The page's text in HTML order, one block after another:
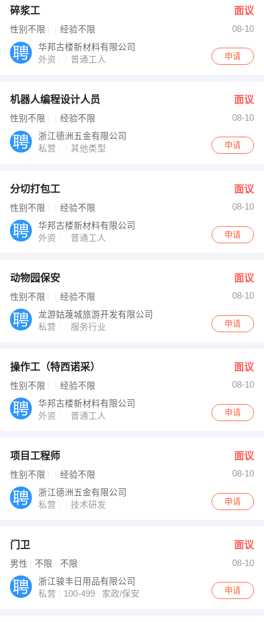
碎浆工 面议
性别不限 经验不限
08-10
华邦古楼新材料有限公司
外资
普通工人 申请
机器人编程设计人员 面议
性别不限 经验不限
08-10
浙江德洲五金有限公司
私营
其他类型 申请
分切打包工 面议
性别不限 经验不限
08-10
华邦古楼新材料有限公司
外资
普通工人 申请
动物园保安 面议
性别不限 经验不限
08-10
龙游姑蔑城旅游开发有限公司
私营
服务行业 申请
操作工（特西诺采） 面议
性别不限 经验不限
08-10
华邦古楼新材料有限公司
外资
普通工人 申请
项目工程师 面议
性别不限 经验不限
08-10
浙江德洲五金有限公司
私营
技术研发 申请
门卫 面议
男性 不限 不限
08-10
浙江骏丰日用品有限公司
私营
100-499 家政/保安 申请